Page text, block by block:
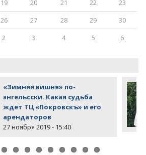
19 20 21 22
23
26 27 28 29
30
2 3 4 5 6
«Зимняя вишня» по-
энгельсски. Какая судьба
ждет ТЦ «Покровскъ» и его
арендаторов
27 ноября 2019 - 15:40